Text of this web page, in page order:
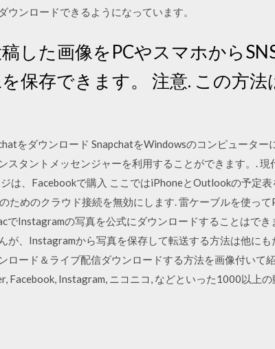
ウンロードできるようになっています。
した画像をPCやスマホから
保存できます。 注意. この方
をダウンロード SnapchatをWindowsのコンピュータ
スタントメッセンジャーを利用することができます。.
は、Facebookで購入 ここではiPhoneとOutlookの予定
ためのクラウド接続を無効にします. 雷ケーブルを使っ
でInstagramの写真を公式にダウンロードすることはで
が、Instagramから写真を保存して転送する方法は他に
ロード＆ライブ配信ダウンロードする方法を画像付いて
Facebook, Instagram, ニコニコ, などといった1000以上